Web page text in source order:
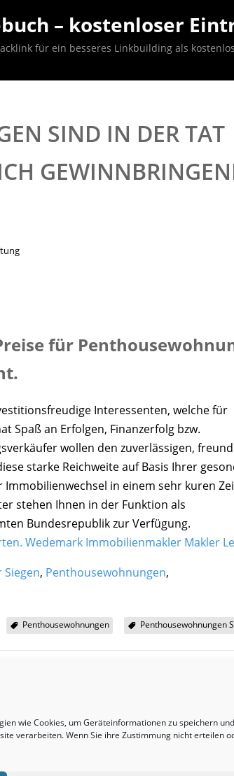
wie Cookies, um Geräteinformationen zu speichern
verarbeiten. Wenn Sie ihre Zustimmung nicht
– kostenloser
für ein besseres Linkbuilding als
SIND IN DER TAT
für
Interessenten, welche für
Spaß an Erfolgen, Finanzerfolg bzw.
wollen den zuverlässigen,
starke Reichweite auf Basis Ihrer
in einem sehr kuren
stehen Ihnen in der Funktion als
Bundesrepublik zur Verfügung.
Wedemark Immobilienmakler Makler
, Penthousewohnungen,
Penthousewohnungen Penthousewohnungen
Mehrfamilienhäuser bleiben